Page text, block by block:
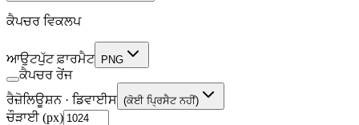
ਕੈਪਚਰ ਵਿਕਲਪ
ਆਉਟਪੁੱਟ ਫ਼ਾਰਮੈਟ PNG
ਕੈਪਚਰ ਰੇਂਜ
ਰੈਜ਼ੋਲਿਊਸ਼ਨ · ਡਿਵਾਈਸ (ਕੋਈ ਪ੍ਰਿਸੈਟ ਨਹੀਂ)
ਚੌੜਾਈ (px)